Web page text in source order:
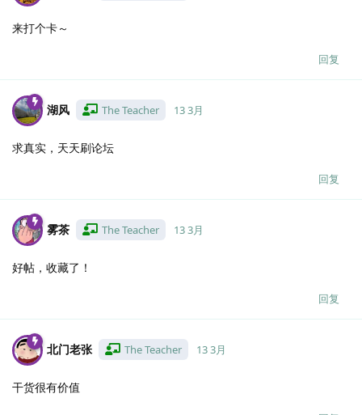
来打个卡～
回复
湖风 The Teacher 13 3月
求真实，天天刷论坛
回复
雾茶 The Teacher 13 3月
好帖，收藏了！
回复
北门老张 The Teacher 13 3月
干货很有价值